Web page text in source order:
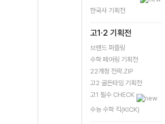
한국사 기획전
고1·2 기획전
브랜드 퍼즐링
수학 페어링 기획전
22개정 전략.ZIP
고2 골든타임 기획전
고1 필수 CHECK
수능 수학 킥(KICK)